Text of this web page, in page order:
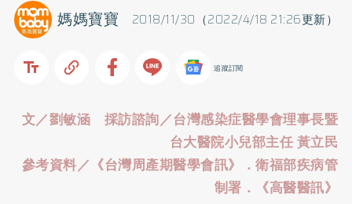
2018/11/30（2022/4/18 21:26更新）
媽媽寶寶
追蹤訂閱
文／劉敏涵 採訪諮詢／台灣感染症醫學會理事長暨
台大醫院小兒部主任 黃立民
參考資料／《台灣周產期醫學會訊》．衛福部疾病管
制署．《高醫醫訊》